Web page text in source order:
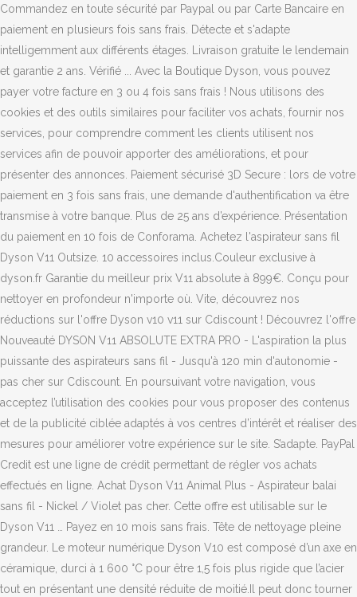
Commandez en toute sécurité par Paypal ou par Carte Bancaire en
paiement en plusieurs fois sans frais. Détecte et s'adapte
intelligemment aux différents étages. Livraison gratuite le lendemain
et garantie 2 ans. Vérifié ... Avec la Boutique Dyson, vous pouvez
payer votre facture en 3 ou 4 fois sans frais ! Nous utilisons des
cookies et des outils similaires pour faciliter vos achats, fournir nos
services, pour comprendre comment les clients utilisent nos
services afin de pouvoir apporter des améliorations, et pour
présenter des annonces. Paiement sécurisé 3D Secure : lors de votre
paiement en 3 fois sans frais, une demande d'authentification va être
transmise à votre banque. Plus de 25 ans d’expérience. Présentation
du paiement en 10 fois de Conforama. Achetez l'aspirateur sans fil
Dyson V11 Outsize. 10 accessoires inclus.Couleur exclusive à
dyson.fr Garantie du meilleur prix V11 absolute à 899€. Conçu pour
nettoyer en profondeur n'importe où. Vite, découvrez nos
réductions sur l'offre Dyson v10 v11 sur Cdiscount ! Découvrez l'offre
Nouveauté DYSON V11 ABSOLUTE EXTRA PRO - L'aspiration la plus
puissante des aspirateurs sans fil - Jusqu'à 120 min d'autonomie -
pas cher sur Cdiscount. En poursuivant votre navigation, vous
acceptez l’utilisation des cookies pour vous proposer des contenus
et de la publicité ciblée adaptés à vos centres d’intérêt et réaliser des
mesures pour améliorer votre expérience sur le site. S’adapte. PayPal
Credit est une ligne de crédit permettant de régler vos achats
effectués en ligne. Achat Dyson V11 Animal Plus - Aspirateur balai
sans fil - Nickel / Violet pas cher. Cette offre est utilisable sur le
Dyson V11 … Payez en 10 mois sans frais. Tête de nettoyage pleine
grandeur. Le moteur numérique Dyson V10 est composé d’un axe en
céramique, durci à 1 600 °C pour être 1,5 fois plus rigide que l’acier
tout en présentant une densité réduite de moitié.Il peut donc tourner